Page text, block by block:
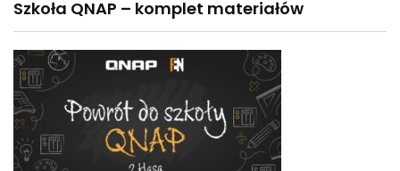
Szkoła QNAP – komplet materiałów